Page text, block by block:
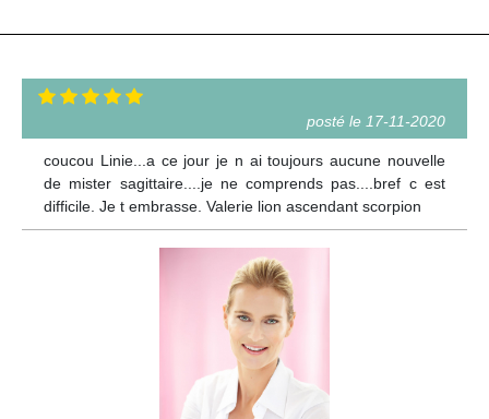
posté le 17-11-2020
coucou Linie...a ce jour je n ai toujours aucune nouvelle
de mister sagittaire....je ne comprends pas....bref c est
difficile. Je t embrasse. Valerie lion ascendant scorpion